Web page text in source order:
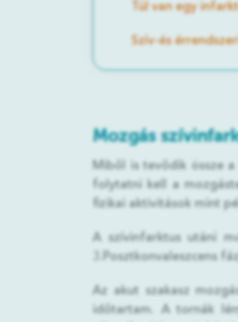
Túl van egy
Szív-és
Mozgás
Miből is tevődik össze
folytatni kell a
fizikai aktivitások mint
A szívinfarktus utáni
3.Posztkonvaleszcens
Az akut szakasz
időtartam. A tornák